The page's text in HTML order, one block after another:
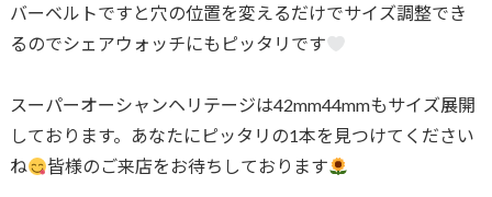
バーベルトですと穴の位置を変えるだけでサイズ調整でき
るのでシェアウォッチにもピッタリです
スーパーオーシャンヘリテージは42mm44mmもサイズ展開
しております。あなたにピッタリの1本を見つけてください
ね
皆様のご来店をお待ちしております